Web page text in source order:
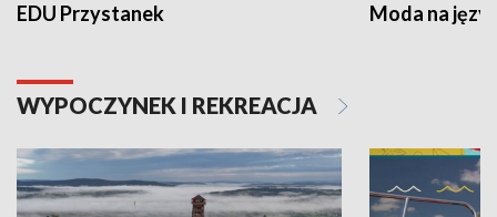
EDU Przystanek Moda na
WYPOCZYNEK I REKREACJA